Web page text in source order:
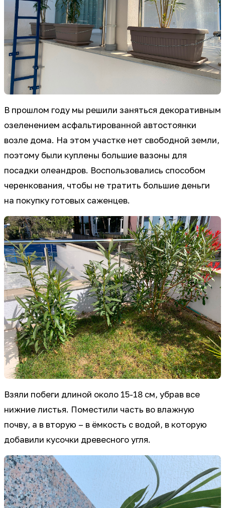
В прошлом году мы решили заняться декоративным
озеленением асфальтированной автостоянки
возле дома. На этом участке нет свободной земли,
поэтому были куплены большие вазоны для
посадки олеандров. Воспользовались способом
черенкования, чтобы не тратить большие деньги
на покупку готовых саженцев.
Взяли побеги длиной около 15-18 см, убрав все
нижние листья. Поместили часть во влажную
почву, а в вторую – в ёмкость с водой, в которую
добавили кусочки древесного угля.